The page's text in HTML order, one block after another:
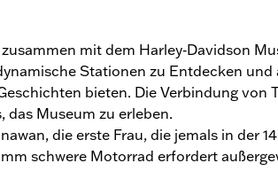
mit dem Harley‑Davidson
Stationen zu Entdecken
bieten. Die Verbindung
das Museum zu erleben.
die erste Frau, die jemals in
schwere Motorrad erfordert